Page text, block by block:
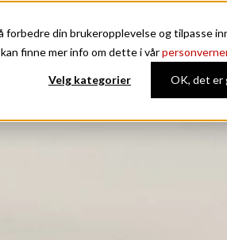
din brukeropplevelse og tilpasse
finne mer info om dette i vår
Velg kategorier OK, det er
Enduro